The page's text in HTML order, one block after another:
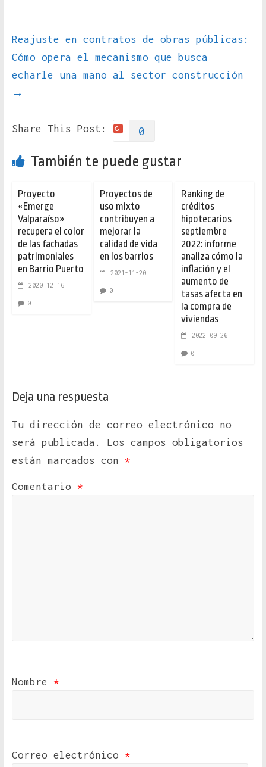
Reajuste en contratos de obras públicas:
Cómo opera el mecanismo que busca
echarle una mano al sector construcción
→
Share This Post: 0
También te puede gustar
Proyecto
«Emerge
Valparaíso»
recupera el color
de las fachadas
patrimoniales
en Barrio Puerto
2020-12-16
0
Proyectos de
uso mixto
contribuyen a
mejorar la
calidad de vida
en los barrios
2021-11-20
0
Ranking de
créditos
hipotecarios
septiembre
2022: informe
analiza cómo la
inflación y el
aumento de
tasas afecta en
la compra de
viviendas
2022-09-26
0
Deja una respuesta
Tu dirección de correo electrónico no
será publicada.
Los campos obligatorios
están marcados con *
Comentario *
Nombre *
Correo electrónico *